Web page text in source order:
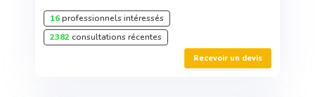
16professionnels intéressés
2382consultations récentes
Recevoir un devis